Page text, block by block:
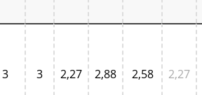
3 3 2,27 2,88 2,58 2,27